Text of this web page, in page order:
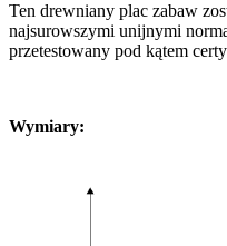
Ten drewniany plac zabaw
najsurowszymi unijnymi
przetestowany pod kątem
Wymiary: